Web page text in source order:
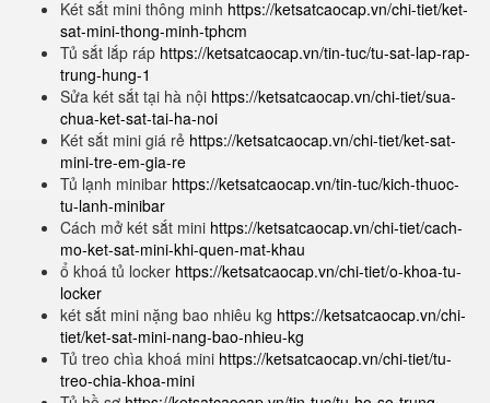
Két sắt mini thông minh https://ketsatcaocap.vn/chi-tiet/ket-
sat-mini-thong-minh-tphcm
Tủ sắt lắp ráp https://ketsatcaocap.vn/tin-tuc/tu-sat-lap-rap-
trung-hung-1
Sửa két sắt tại hà nội https://ketsatcaocap.vn/chi-tiet/sua-
chua-ket-sat-tai-ha-noi
Két sắt mini giá rẻ https://ketsatcaocap.vn/chi-tiet/ket-sat-
mini-tre-em-gia-re
Tủ lạnh minibar https://ketsatcaocap.vn/tin-tuc/kich-thuoc-
tu-lanh-minibar
Cách mở két sắt mini https://ketsatcaocap.vn/chi-tiet/cach-
mo-ket-sat-mini-khi-quen-mat-khau
ổ khoá tủ locker https://ketsatcaocap.vn/chi-tiet/o-khoa-tu-
locker
két sắt mini nặng bao nhiêu kg https://ketsatcaocap.vn/chi-
tiet/ket-sat-mini-nang-bao-nhieu-kg
Tủ treo chìa khoá mini https://ketsatcaocap.vn/chi-tiet/tu-
treo-chia-khoa-mini